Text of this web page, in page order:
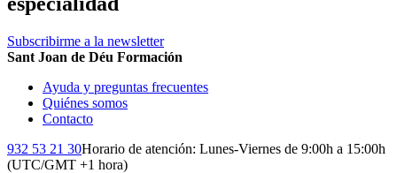
Subscribirme a la newsletter
Sant Joan de Déu Formación
Ayuda y preguntas frecuentes
Quiénes somos
Contacto
932 53 21 30Horario de atención: Lunes-Viernes de 9:00h a 15:00h
(UTC/GMT +1 hora)